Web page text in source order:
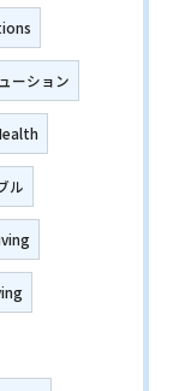
ーション
ル